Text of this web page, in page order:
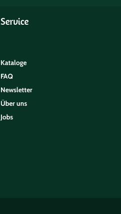
Service
Kataloge
FAQ
Newsletter
Über uns
Jobs